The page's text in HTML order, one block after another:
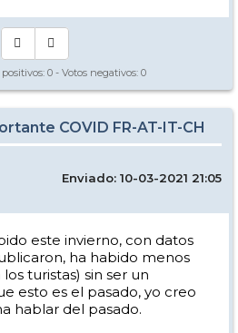
0 - Votos negativos: 0
COVID FR-AT-IT-CH
Enviado: 10-03-2021 21:05
este invierno, con datos
ha habido menos
turistas) sin ser un
esto es el pasado, yo creo
hablar del pasado.